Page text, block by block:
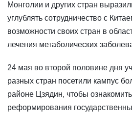
Монголии и других стран
углублять сотрудничество с
возможности своих стран в
лечения метаболических
24 мая во второй половине дня
разных стран посетили кампус
районе Цзядин, чтобы
реформирования